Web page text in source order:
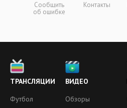
Сообщить
об ошибке
Контакты
ТРАНСЛЯЦИИ
Футбол
ВИДЕО
Обзоры